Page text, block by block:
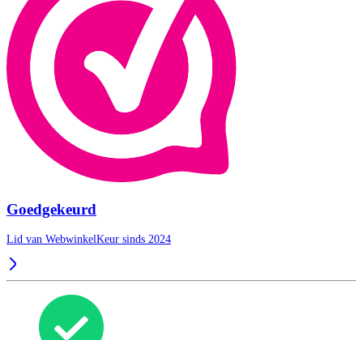
Goedgekeurd
Lid van WebwinkelKeur sinds 2024